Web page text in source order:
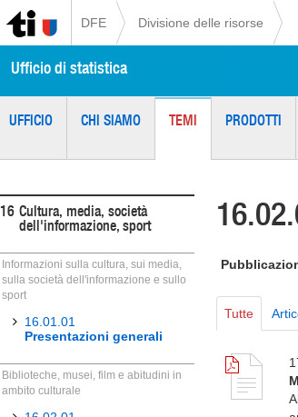
DFE Divisione delle risorse
Ufficio di statistica
UFFICIO CHI SIAMO TEMI PRODOTTI
16 Cultura, media, società
dell'informazione, sport
Informazioni sulla cultura, sui media,
sulla società dell'informazione e sullo
sport
16.01.01
Presentazioni generali
Biblioteche, musei, film e abitudini in
ambito culturale
Tutte